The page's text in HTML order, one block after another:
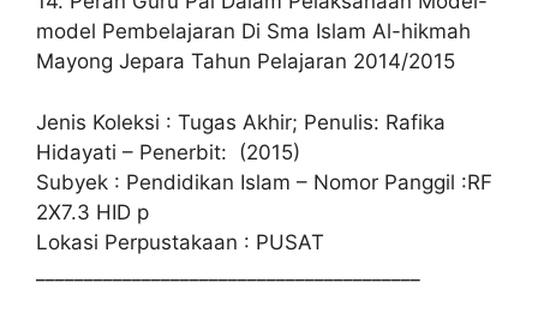
model Pembelajaran Di Sma Islam Al-hikmah
Mayong Jepara Tahun Pelajaran 2014/2015
Jenis Koleksi : Tugas Akhir; Penulis: Rafika
Hidayati – Penerbit: (2015)
Subyek : Pendidikan Islam – Nomor Panggil :RF
2X7.3 HID p
Lokasi Perpustakaan : PUSAT